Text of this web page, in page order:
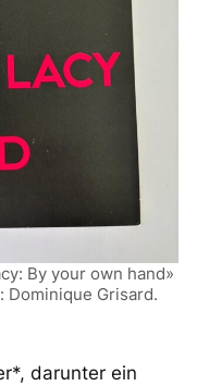
By your own hand»
Dominique Grisard.
darunter ein